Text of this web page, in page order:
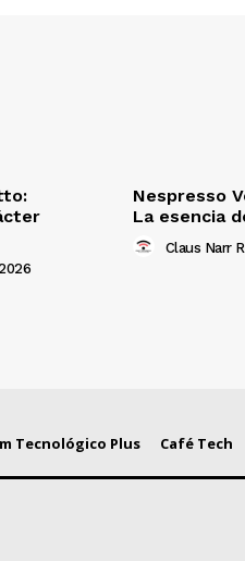
Nespresso
La esencia
Claus Narr
Tecnológico Plus Café Tech